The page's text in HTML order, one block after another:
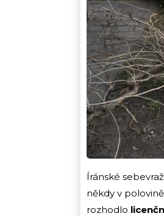
Íránské
někdy v
rozhodlo